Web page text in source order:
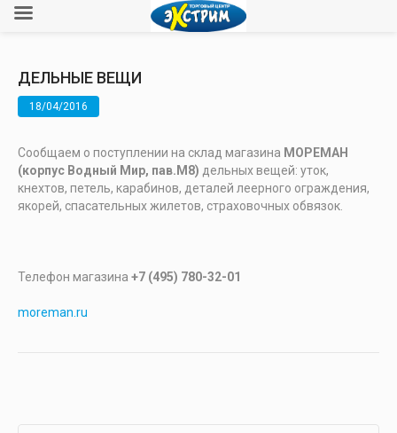
ДЕЛЬНЫЕ ВЕЩИ
18/04/2016
Сообщаем о поступлении на склад магазина МОРЕМАН
(корпус Водный Мир, пав.М8) дельных вещей: уток,
кнехтов, петель, карабинов, деталей леерного ограждения,
якорей, спасательных жилетов, страховочных обвязок.
Телефон магазина +7 (495) 780-32-01
moreman.ru